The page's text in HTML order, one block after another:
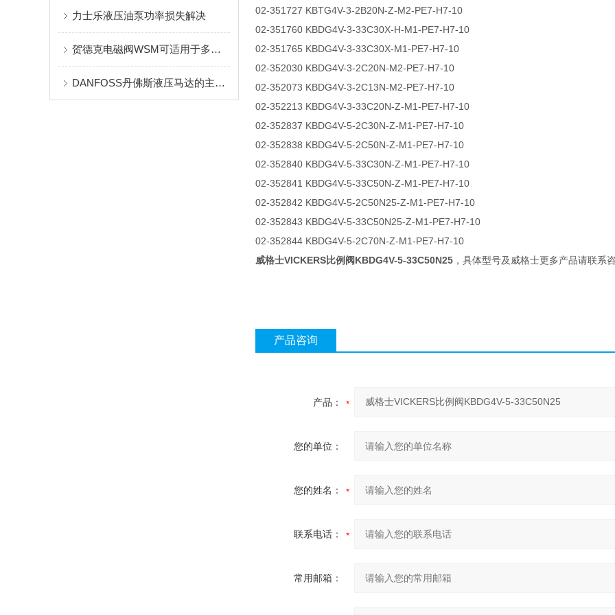
力士乐液压油泵功率损失解决
贺德克电磁阀WSM可适用于多种液体和气体介质
DANFOSS丹佛斯液压马达的主要特点和应用领域
02-351727 KBTG4V-3-2B20N-Z-M2-PE7-H7-10
02-351760 KBDG4V-3-33C30X-H-M1-PE7-H7-10
02-351765 KBDG4V-3-33C30X-M1-PE7-H7-10
02-352030 KBDG4V-3-2C20N-M2-PE7-H7-10
02-352073 KBDG4V-3-2C13N-M2-PE7-H7-10
02-352213 KBDG4V-3-33C20N-Z-M1-PE7-H7-10
02-352837 KBDG4V-5-2C30N-Z-M1-PE7-H7-10
02-352838 KBDG4V-5-2C50N-Z-M1-PE7-H7-10
02-352840 KBDG4V-5-33C30N-Z-M1-PE7-H7-10
02-352841 KBDG4V-5-33C50N-Z-M1-PE7-H7-10
02-352842 KBDG4V-5-2C50N25-Z-M1-PE7-H7-10
02-352843 KBDG4V-5-33C50N25-Z-M1-PE7-H7-10
02-352844 KBDG4V-5-2C70N-Z-M1-PE7-H7-10
威格士VICKERS比例阀KBDG4V-5-33C50N25 ，具体型号及威格士更多产品请联系
产品咨询
产品：
您的单位：
您的姓名：
联系电话：
常用邮箱：